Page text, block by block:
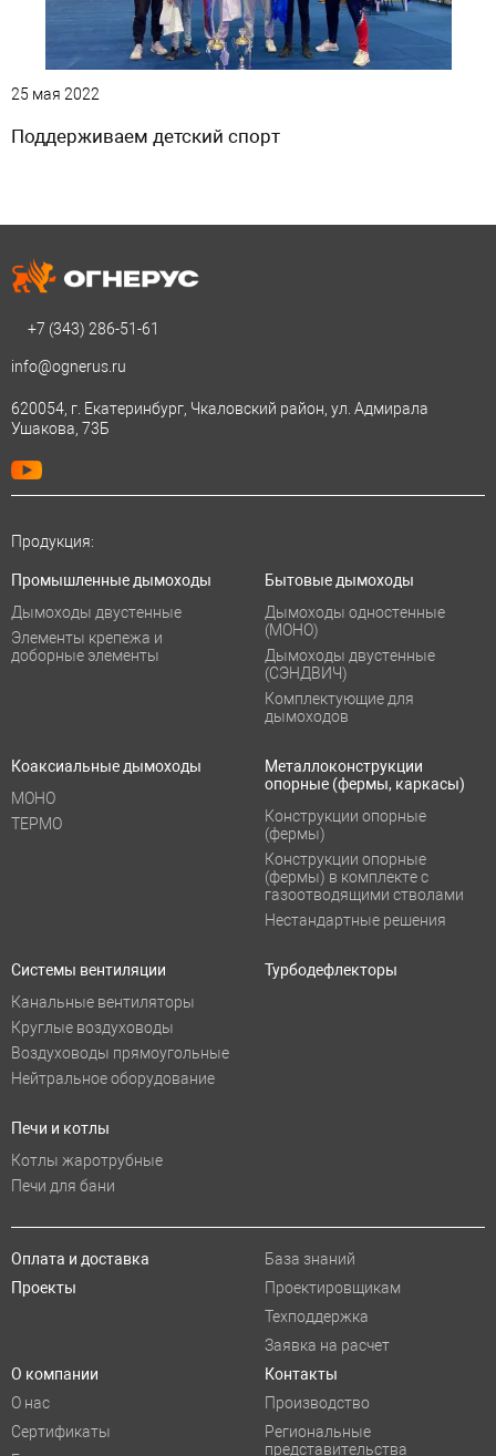
25 мая 2022
Поддерживаем детский спорт
+7 (343) 286-51-61
info@ognerus.ru
620054, г. Екатеринбург, Чкаловский район, ул. Адмирала
Ушакова, 73Б
Продукция:
Промышленные дымоходы
Дымоходы двустенные
Элементы крепежа и
доборные элементы
Бытовые дымоходы
Дымоходы одностенные
(МОНО)
Дымоходы двустенные
(СЭНДВИЧ)
Комплектующие для
дымоходов
Коаксиальные дымоходы
МОНО
ТЕРМО
Металлоконструкции
опорные (фермы, каркасы)
Конструкции опорные
(фермы)
Конструкции опорные
(фермы) в комплекте с
газоотводящими стволами
Нестандартные решения
Системы вентиляции
Канальные вентиляторы
Круглые воздуховоды
Воздуховоды прямоугольные
Нейтральное оборудование
Турбодефлекторы
Печи и котлы
Котлы жаротрубные
Печи для бани
Оплата и доставка
Проекты
База знаний
Проектировщикам
Техподдержка
Заявка на расчет
О компании
О нас
Сертификаты
Контакты
Производство
Региональные
представительства